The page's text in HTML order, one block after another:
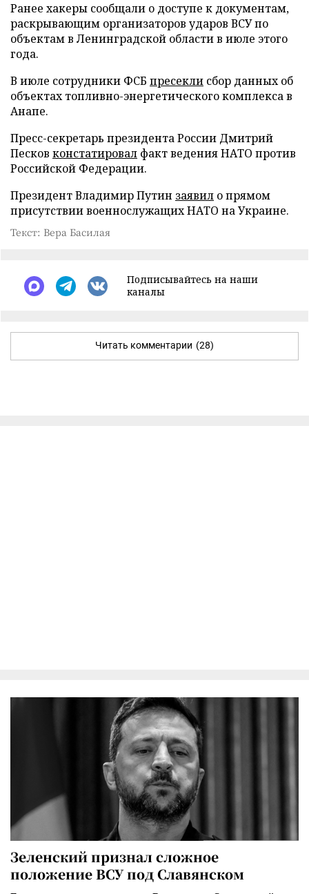
Ранее хакеры сообщали о доступе к документам,
раскрывающим организаторов ударов ВСУ по
объектам в Ленинградской области в июле этого
года.
В июле сотрудники ФСБ пресекли сбор данных об
объектах топливно-энергетического комплекса в
Анапе.
Пресс-секретарь президента России Дмитрий
Песков констатировал факт ведения НАТО против
Российской Федерации.
Президент Владимир Путин заявил о прямом
присутствии военнослужащих НАТО на Украине.
Текст: Вера Басилая
Подписывайтесь на наши
каналы
Читать комментарии (28)
Зеленский признал сложное
положение ВСУ под Славянском